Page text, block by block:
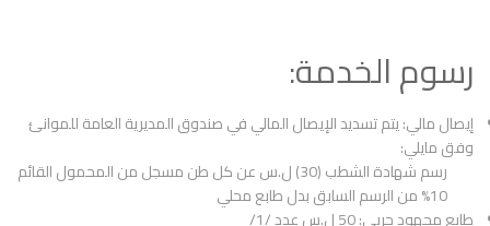
رسوم الخدمة:
إيصال مالي: يتم تسديد الإيصال المالي في صندوق المديرية العامة للموانئ
وفق مايلي:
رسم شهادة الشطب (30) ل.س عن كل طن مسجل من المحمول القائم
طابع مجهود حربي: 50 ل.س عدد /1/